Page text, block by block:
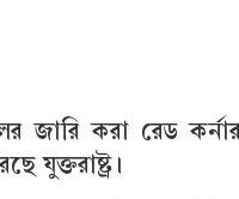
জারি করা রেড
যুক্তরাষ্ট্র।